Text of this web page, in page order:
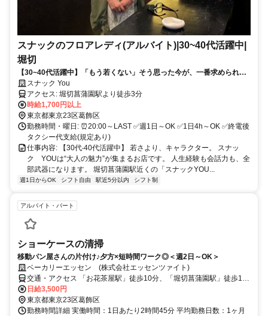
スナックのフロアレディ(アルバイト)|30~40代活躍中|
堀切
【30~40代活躍中】「もう若くない」そう思った今が、⼀番求められる
タイミ ングです。年齢を理由に迷うより、必要とされる場所で働きませ
んか。若さより、キャラ クター。 当店は“⼤⼈の個性”が集まるお店で
す。 ⼈⽣経験も会話⼒も、全部武器に なります。
スナック You
アクセス: 堀切菖蒲園駅より徒歩3分
時給1,700円以上
東京都東京23区葛飾区
勤務時間・曜日: ⏰20:00～LAST ✅週1日～OK ✅1日4h～OK ✅終電後
タクシー代支給(規定あり)
仕事内容: 【30代‧40代活躍中】 若さより、キャラクター。 スナッ
ク YOUは“⼤⼈の魅力”が集まるお店です。 ⼈⽣経験も会話⼒も、全
部武器になります。 堀切菖蒲園駅近くの「スナックYOU...
週1日からOK シフト自由 駅近5分以内 シフト制
アルバイト・パート
ショーケースの清掃
移動パン屋さんの片付け♪夕方×短時間ワーク◎＜週2日～OK＞
ベーカリーエッセン (株式会社エッセンツァイト)
交通・アクセス 「お花茶屋駅」徒歩10分、「堀切菖蒲園駅」徒歩18
分、「綾瀬駅」徒歩23分
日給3,500円
東京都東京23区葛飾区
勤務時間詳細 実働時間：1日あたり2時間45分 平均勤務日数：1ヶ月